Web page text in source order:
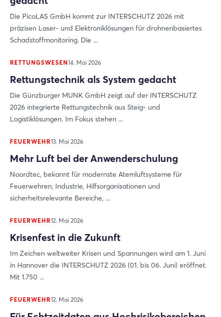
Die PicoLAS GmbH kommt zur INTERSCHUTZ 2026 mit
präzisen Laser- und Elektroniklösungen für drohnenbasiertes
Schadstoffmonitoring. Die ...
RETTUNGSWESEN14. Mai 2026
Rettungstechnik als System gedacht
Die Günzburger MUNK GmbH zeigt auf der INTERSCHUTZ
2026 integrierte Rettungstechnik aus Steig- und
Logistiklösungen. Im Fokus stehen ...
FEUERWEHR13. Mai 2026
Mehr Luft bei der Anwenderschulung
Noordtec, bekannt für modernste Atemluftsysteme für
Feuerwehren, Industrie, Hilfsorganisationen und
sicherheitsrelevante Bereiche, ...
FEUERWEHR12. Mai 2026
Krisenfest in die Zukunft
Im Zeichen weltweiter Krisen und Spannungen wird am 1. Juni
in Hannover die INTERSCHUTZ 2026 (01. bis 06. Juni) eröffnet.
Mit 1.750 ...
FEUERWEHR12. Mai 2026
Login
Noch nicht angemeldet?
Jetzt registrieren